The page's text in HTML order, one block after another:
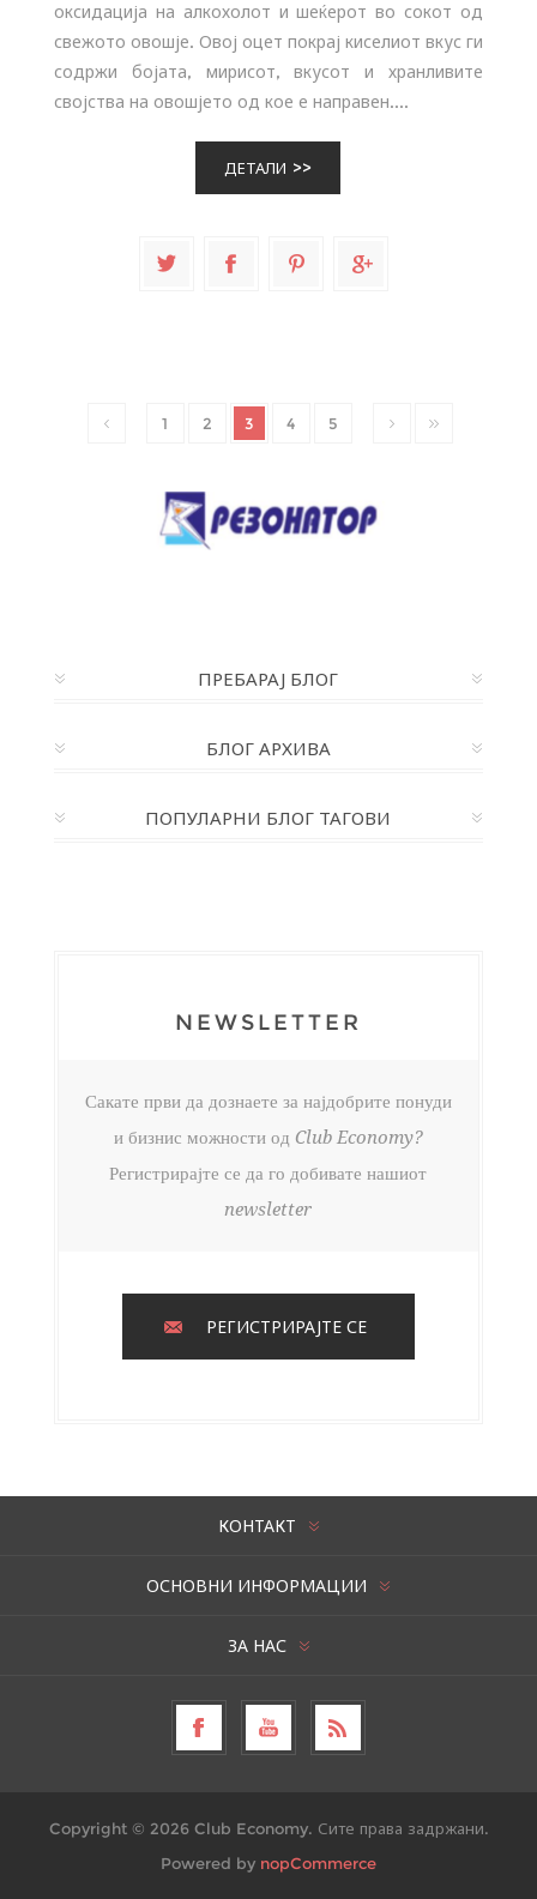
оксидација на алкохолот и шеќерот во сокот од
свежото овошје. Овој оцет покрај киселиот вкус ги
содржи бојата, мирисот, вкусот и хранливите
својства на овошјето од кое е направен....
ДЕТАЛИ
1 2 3 4 5
ПРЕБАРАЈ БЛОГ
БЛОГ АРХИВА
ПОПУЛАРНИ БЛОГ ТАГОВИ
NEWSLETTER
Сакате први да дознаете за најдобрите понуди
и бизнис можности од Club Economy?
Регистрирајте се да го добивате нашиот
newsletter
РЕГИСТРИРАЈТЕ СЕ
КОНТАКТ
ОСНОВНИ ИНФОРМАЦИИ
ЗА НАС
Copyright © 2026 Club Economy. Сите права задржани.
Powered by nopCommerce